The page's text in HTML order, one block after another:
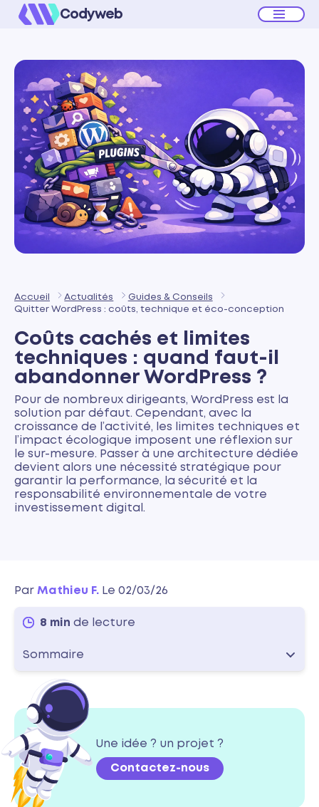
Codyweb
Accueil Actualités
Guides & Conseils
Quitter WordPress : coûts, technique et éco-conception
Coûts cachés et limites
techniques : quand faut-il
abandonner WordPress ?
Pour de nombreux dirigeants, WordPress est la
solution par défaut. Cependant, avec la
croissance de l’activité, les limites techniques et
l’impact écologique imposent une réflexion sur
le sur-mesure. Passer à une architecture dédiée
devient alors une nécessité stratégique pour
garantir la performance, la sécurité et la
responsabilité environnementale de votre
investissement digital.
Par Mathieu F. Le 02/03/26
8 min de lecture
Sommaire
Une idée ? un projet ?
Contactez-nous